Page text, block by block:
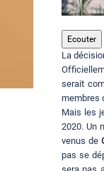
Ecouter
La
serait
membres
Mais les
2020. Un
venus de
pas se